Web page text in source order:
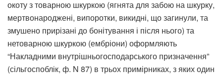
окоту з товарною шкуркою (ягнята для забою на шкурку,
мертвонароджені, випоротки, викидні, що загинули, та
змушено прирізані до бонітування і після нього) та
нетоварною шкуркою (ембріони) оформляють
“Накладними внутрішньогосподарського призначення”
(сільгоспоблік, ф. N 87) в трьох примірниках, з яких один